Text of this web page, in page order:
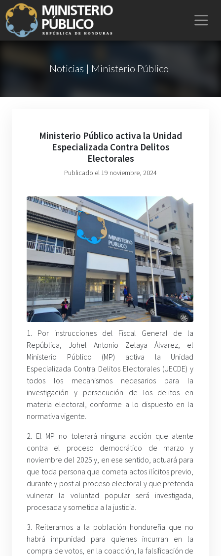
Noticias | Ministerio Público
Ministerio Público activa la Unidad
Especializada Contra Delitos
Electorales
Publicado el 19 noviembre, 2024
1. Por instrucciones del Fiscal General de la
República, Johel Antonio Zelaya Álvarez, el
Ministerio Público (MP) activa la Unidad
Especializada Contra Delitos Electorales (UECDE) y
todos los mecanismos necesarios para la
investigación y persecución de los delitos en
materia electoral, conforme a lo dispuesto en la
normativa vigente.
2. El MP no tolerará ninguna acción que atente
contra el proceso democrático de marzo y
noviembre del 2025 y, en ese sentido, actuará para
que toda persona que cometa actos ilícitos previo,
durante y post al proceso electoral y que pretenda
vulnerar la voluntad popular será investigada,
procesada y sometida a la justicia.
3. Reiteramos a la población hondureña que no
habrá impunidad para quienes incurran en la
compra de votos, en la coacción, la falsificación de